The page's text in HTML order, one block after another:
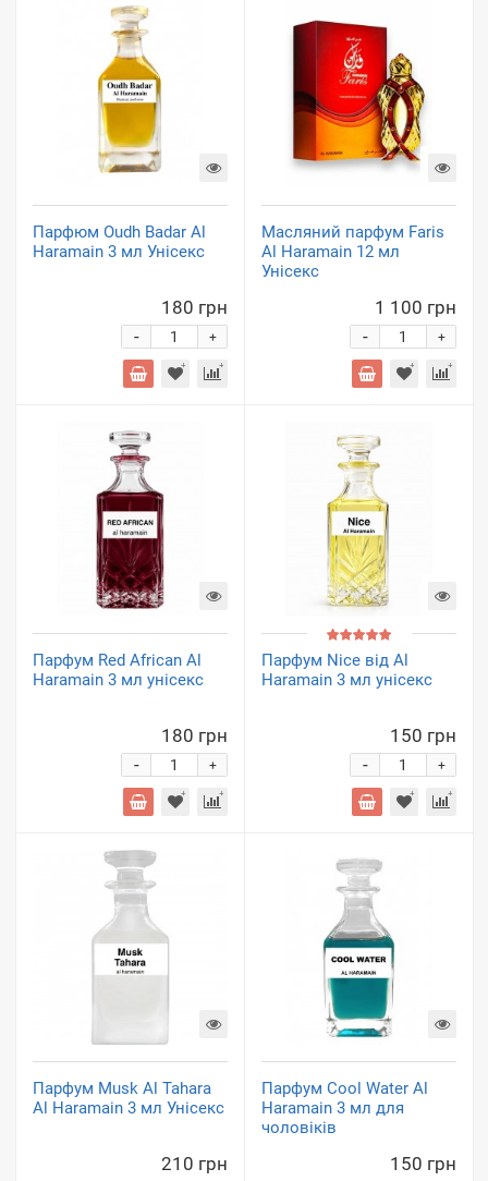
Парфюм Oudh Badar Al
Haramain 3 мл Унісекс
180 грн
+
-
Масляний парфум Faris
Al Haramain 12 мл
Унісекс
1 100 грн
+
-
Парфум Red African Al
Haramain 3 мл унісекс
180 грн
+
-
Парфум Nice від Al
Haramain 3 мл унісекс
150 грн
+
-
Парфум Musk Al Tahara
Al Haramain 3 мл Унісекс
210 грн
Парфум Cool Water Al
Haramain 3 мл для
чоловіків
150 грн